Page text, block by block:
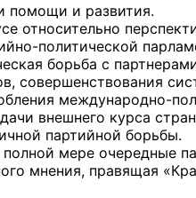
помощи и развития.
относительно
политической
борьба с
совершенствования
международно-
внешнего курса
партийной борьбы.
мере очередные
мнения, правящая